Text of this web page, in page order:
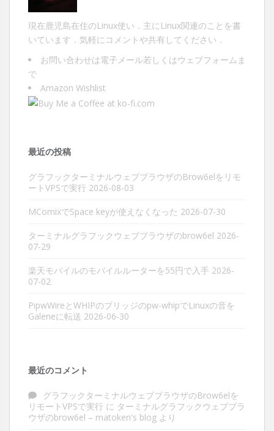
現在鹿児島在住のLinux使い．主にLinux関連のことを書
いています．気軽にコメントや共有してください．
お問い合わせは電子メール若しくは ウェブフォーム ま
で
Amazon Wishlist
最近の投稿
グラフックターミナルウェブブラウザのBrow6elをリモ
ートVPSで実行 2026-08-03
MComixでSpace keyが使えなくなった 2026-07-30
ターミナルグラフックウェブブラウザのbrow6el 2026-
07-29
楽天モバイルのモバイルルーターを55円で入手 2026-
07-02
PipwWireとWHIPのブリッジのpw-whipでLinuxの音を
Galeneに転送 2026-06-30
最近のコメント
グラフックターミナルウェブブラウザのBrow6elを
リモートVPSで実行 に ターミナルグラフックウェブブラ
ウザのbrow6el – matoken's blog より